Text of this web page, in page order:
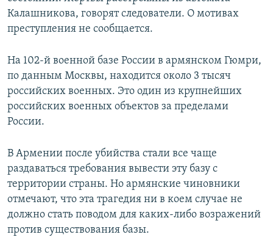
Калашникова, говорят следователи. О мотивах
преступления не сообщается.
На 102-й военной базе России в армянском Гюмри,
по данным Москвы, находится около 3 тысяч
российских военных. Это один из крупнейших
российских военных объектов за пределами
России.
В Армении после убийства стали все чаще
раздаваться требования вывести эту базу с
территории страны. Но армянские чиновники
отмечают, что эта трагедия ни в коем случае не
должно стать поводом для каких-либо возражений
против существования базы.